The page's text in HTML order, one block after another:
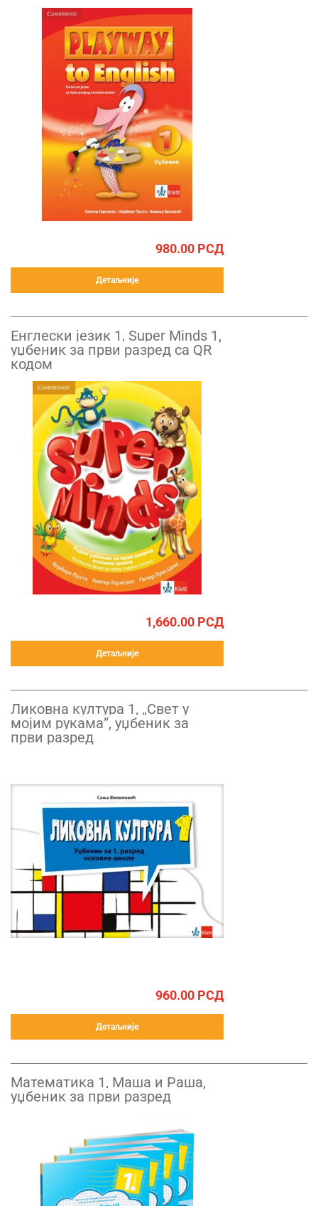
980.00 РСД
Детаљније
Енглески језик 1, Super Minds 1,
уџбеник за први разред са QR
кодом
1,660.00 РСД
Детаљније
Ликовна култура 1, „Свет у
мојим рукама”, уџбеник за
први разред
960.00 РСД
Детаљније
Математика 1, Маша и Рашa,
уџбеник за први разред